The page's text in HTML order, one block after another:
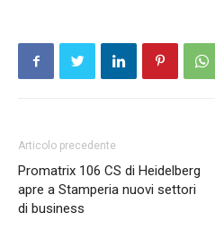
Articolo precedente
Promatrix 106 CS di Heidelberg
apre a Stamperia nuovi settori
di business